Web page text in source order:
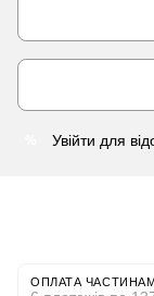
Увійти для
ОПЛАТА